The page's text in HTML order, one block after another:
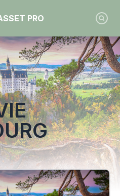
PRO
Vie Luxembourg"